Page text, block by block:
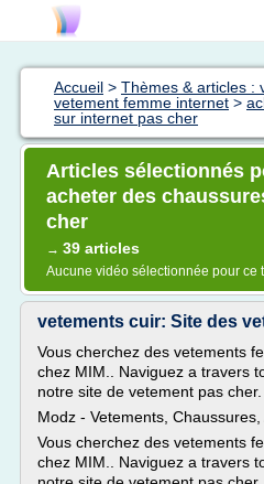
Accueil > Thèmes & articles :
vetement femme internet >
sur internet pas cher
Articles sélectionnés
acheter des
cher
→ 39 articles
Aucune vidéo sélectionnée pour ce
vetements cuir: Site des
Vous cherchez des vetements
chez MIM.. Naviguez a travers
notre site de vetement pas cher.
Modz - Vetements, Chaussures,
Vous cherchez des vetements
chez MIM.. Naviguez a travers